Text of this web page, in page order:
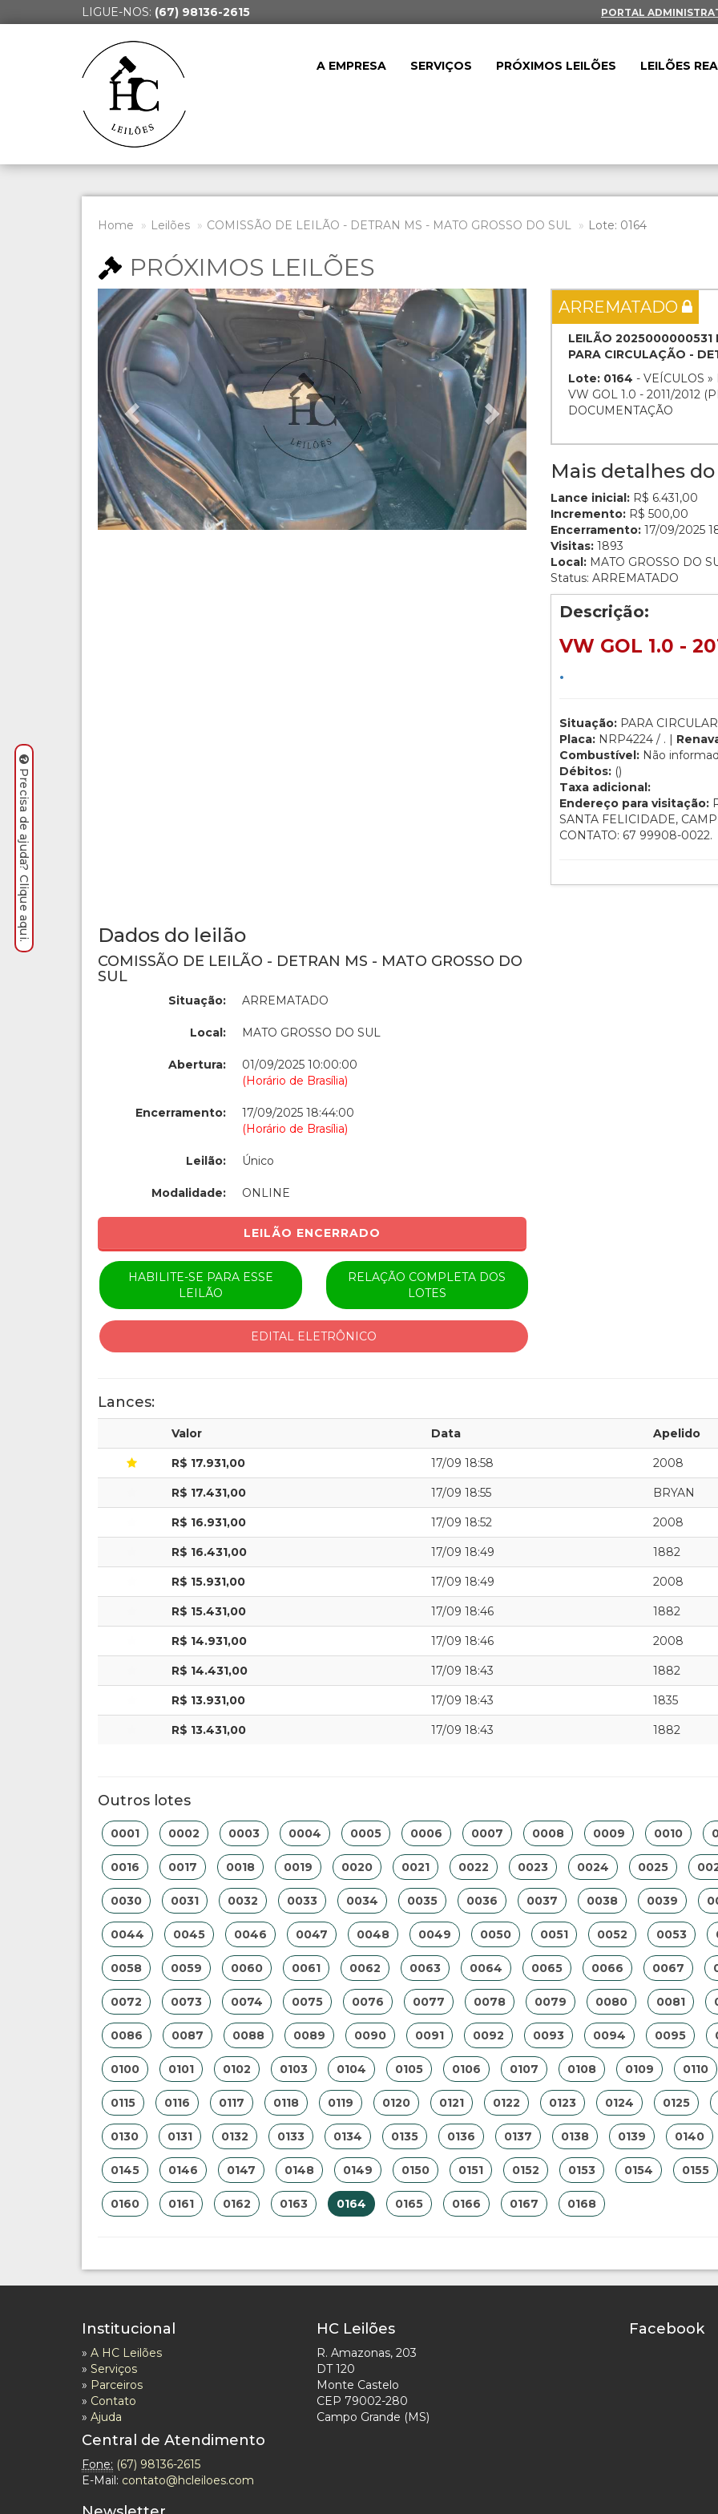
LIGUE-NOS: (67) 98136-2615 PORTAL
A EMPRESA SERVIÇOS PRÓXIMOS LEILÕES LEILÕES
Home Leilões COMISSÃO DE LEILÃO - DETRAN MS - MATO GROSSO DO SUL Lote: 0164
PRÓXIMOS LEILÕES
Previous Next ARREMATADO
LEILÃO 2025000000531
PARA CIRCULAÇÃO -
Lote: 0164 - VEÍCULOS »
VW GOL 1.0 - 2011/2012
DOCUMENTAÇÃO
Mais detalhes
Lance inicial: R$ 6.431,00
Incremento: R$ 500,00
Encerramento: 17/09/2025
Visitas: 1893
Local: MATO GROSSO DO
Status: ARREMATADO
Descrição:
VW GOL 1.0 -
.
Situação: PARA
Placa: NRP4224 / . |
Combustível: Não
Débitos: ()
Taxa adicional:
Endereço para visitação:
SANTA FELICIDADE,
CONTATO: 67 99908-0022.
Dados do leilão
COMISSÃO DE LEILÃO - DETRAN MS - MATO GROSSO DO
SUL
Situação: ARREMATADO
Local: MATO GROSSO DO SUL
Abertura:
01/09/2025 10:00:00
(Horário de Brasília)
Encerramento:
17/09/2025 18:44:00
(Horário de Brasília)
Leilão: Único
Modalidade: ONLINE
LEILÃO ENCERRADO
HABILITE-SE PARA ESSE
LEILÃO
RELAÇÃO COMPLETA DOS
LOTES
EDITAL ELETRÔNICO
Lances:
Valor Data Apelido
R$ 17.931,00 17/09 18:58 2008
R$ 17.431,00 17/09 18:55 BRYAN
R$ 16.931,00 17/09 18:52 2008
R$ 16.431,00 17/09 18:49 1882
R$ 15.931,00 17/09 18:49 2008
R$ 15.431,00 17/09 18:46 1882
R$ 14.931,00 17/09 18:46 2008
R$ 14.431,00 17/09 18:43 1882
R$ 13.931,00 17/09 18:43 1835
R$ 13.431,00 17/09 18:43 1882
Outros lotes
0001 0002 0003 0004 0005 0006 0007 0008 0009 0010
0016 0017 0018 0019 0020 0021 0022 0023 0024 0025
0030 0031 0032 0033 0034 0035 0036 0037 0038 0039
0044 0045 0046 0047 0048 0049 0050 0051 0052 0053
0058 0059 0060 0061 0062 0063 0064 0065 0066 0067
0072 0073 0074 0075 0076 0077 0078 0079 0080 0081
0086 0087 0088 0089 0090 0091 0092 0093 0094 0095
0100 0101 0102 0103 0104 0105 0106 0107 0108 0109 0110
0115 0116 0117 0118 0119 0120 0121 0122 0123 0124 0125
0130 0131 0132 0133 0134 0135 0136 0137 0138 0139 0140
0145 0146 0147 0148 0149 0150 0151 0152 0153 0154 0155
0160 0161 0162 0163 0164 0165 0166 0167 0168
Institucional
» A HC Leilões
» Serviços
» Parceiros
» Contato
» Ajuda
Central de Atendimento
Fone: (67) 98136-2615
E-Mail: contato@hcleiloes.com
HC Leilões
R. Amazonas, 203
DT 120
Monte Castelo
CEP 79002-280
Campo Grande (MS)
Facebook
Precisa de ajuda? Clique aqui.